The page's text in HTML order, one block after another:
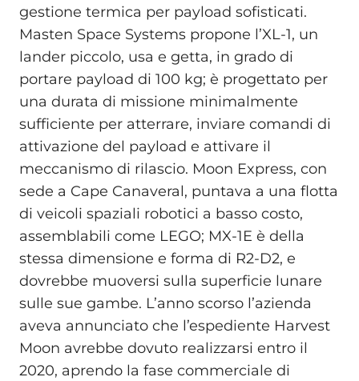
gestione termica per payload sofisticati.
Masten Space Systems propone l’XL-1, un
lander piccolo, usa e getta, in grado di
portare payload di 100 kg; è progettato per
una durata di missione minimalmente
sufficiente per atterrare, inviare comandi di
attivazione del payload e attivare il
meccanismo di rilascio. Moon Express, con
sede a Cape Canaveral, puntava a una flotta
di veicoli spaziali robotici a basso costo,
assemblabili come LEGO; MX-1E è della
stessa dimensione e forma di R2-D2, e
dovrebbe muoversi sulla superficie lunare
sulle sue gambe. L’anno scorso l’azienda
aveva annunciato che l’espediente Harvest
Moon avrebbe dovuto realizzarsi entro il
2020, aprendo la fase commerciale di